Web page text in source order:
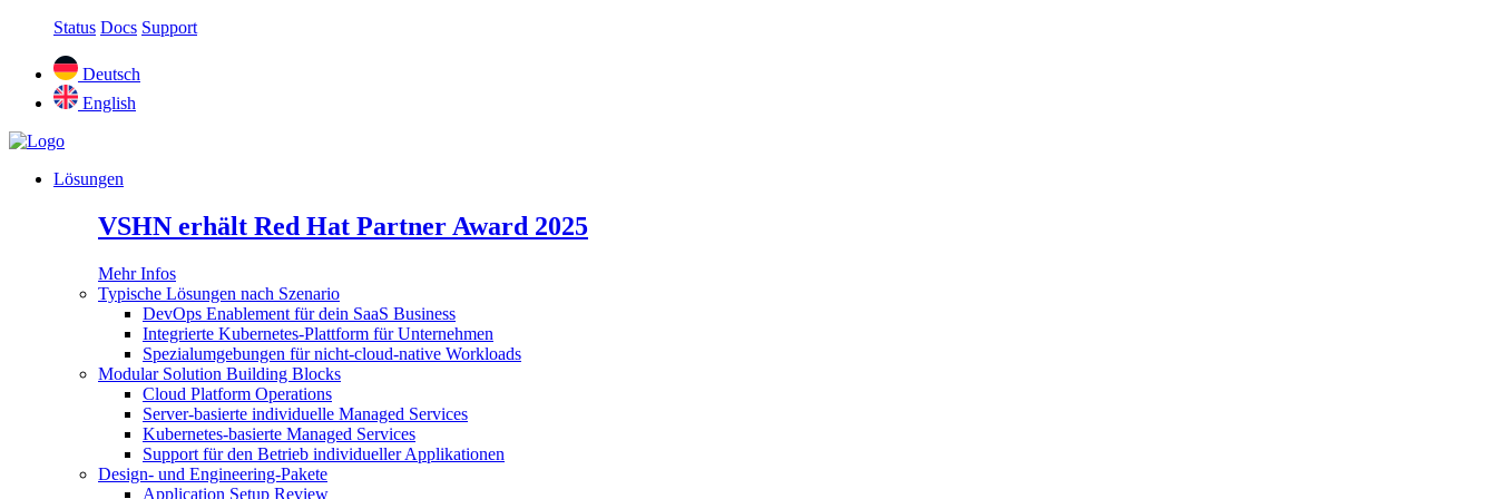
Status Docs Support
Deutsch
English
Lösungen
VSHN erhält Red Hat Partner Award 2025
Mehr Infos
Typische Lösungen nach Szenario
DevOps Enablement für dein SaaS Business
Integrierte Kubernetes-Plattform für Unternehmen
Spezialumgebungen für nicht-cloud-native Workloads
Modular Solution Building Blocks
Cloud Platform Operations
Server-basierte individuelle Managed Services
Kubernetes-basierte Managed Services
Support für den Betrieb individueller Applikationen
Design- und Engineering-Pakete
Application Setup Review